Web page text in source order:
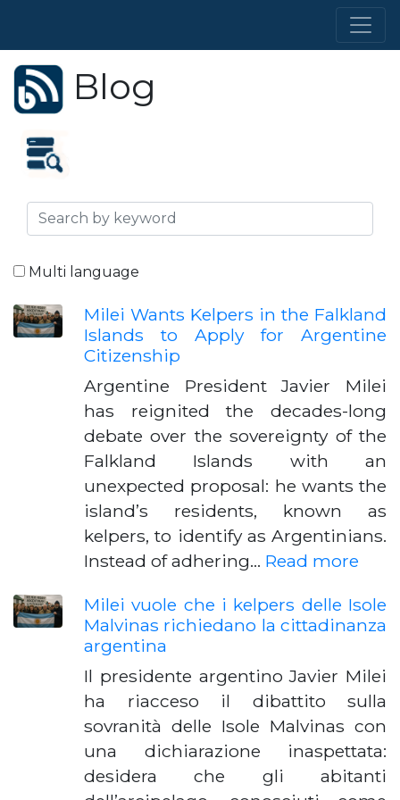
Blog
Multi language
Milei Wants Kelpers in the Falkland
Islands to Apply for Argentine
Citizenship
Argentine President Javier Milei
has reignited the decades-long
debate over the sovereignty of the
Falkland Islands with an
unexpected proposal: he wants the
island’s residents, known as
kelpers, to identify as Argentinians.
Instead of adhering… Read more
Milei vuole che i kelpers delle Isole
Malvinas richiedano la cittadinanza
argentina
Il presidente argentino Javier Milei
ha riacceso il dibattito sulla
sovranità delle Isole Malvinas con
una dichiarazione inaspettata:
desidera che gli abitanti